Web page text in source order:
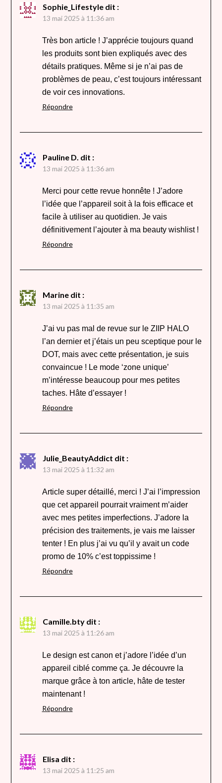
Sophie_Lifestyle dit :
13 mai 2025 à 11:36 am
Très bon article ! J’apprécie toujours quand
les produits sont bien expliqués avec des
détails pratiques. Même si je n’ai pas de
problèmes de peau, c’est toujours intéressant
de voir ces innovations.
Répondre
Pauline D. dit :
13 mai 2025 à 11:36 am
Merci pour cette revue honnête ! J’adore
l’idée que l’appareil soit à la fois efficace et
facile à utiliser au quotidien. Je vais
définitivement l’ajouter à ma beauty wishlist !
Répondre
Marine dit :
13 mai 2025 à 11:35 am
J’ai vu pas mal de revue sur le ZIIP HALO
l’an dernier et j’étais un peu sceptique pour le
DOT, mais avec cette présentation, je suis
convaincue ! Le mode ‘zone unique’
m’intéresse beaucoup pour mes petites
taches. Hâte d’essayer !
Répondre
Julie_BeautyAddict dit :
13 mai 2025 à 11:32 am
Article super détaillé, merci ! J’ai l’impression
que cet appareil pourrait vraiment m’aider
avec mes petites imperfections. J’adore la
précision des traitements, je vais me laisser
tenter ! En plus j’ai vu qu’il y avait un code
promo de 10% c’est toppissime !
Répondre
Camille.bty dit :
13 mai 2025 à 11:26 am
Le design est canon et j’adore l’idée d’un
appareil ciblé comme ça. Je découvre la
marque grâce à ton article, hâte de tester
maintenant !
Répondre
Elisa dit :
13 mai 2025 à 11:25 am